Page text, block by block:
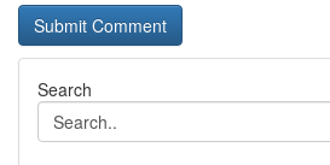
Search